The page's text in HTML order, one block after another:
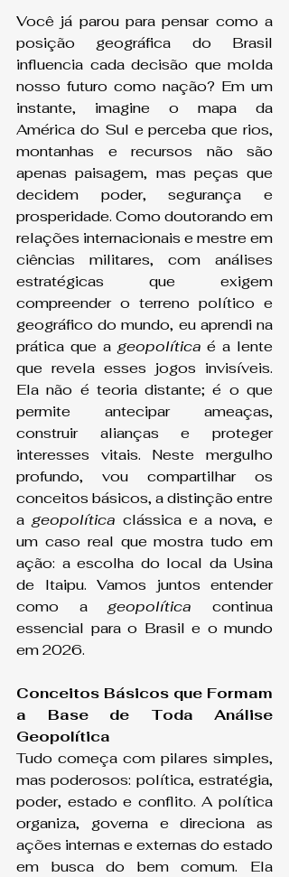
Você já parou para pensar como a
posição geográfica do Brasil
influencia cada decisão que molda
nosso futuro como nação? Em um
instante, imagine o mapa da
América do Sul e perceba que rios,
montanhas e recursos não são
apenas paisagem, mas peças que
decidem poder, segurança e
prosperidade. Como doutorando em
relações internacionais e mestre em
ciências militares, com análises
estratégicas que exigem
compreender o terreno político e
geográfico do mundo, eu aprendi na
prática que a geopolítica é a lente
que revela esses jogos invisíveis.
Ela não é teoria distante; é o que
permite antecipar ameaças,
construir alianças e proteger
interesses vitais. Neste mergulho
profundo, vou compartilhar os
conceitos básicos, a distinção entre
a geopolítica clássica e a nova, e
um caso real que mostra tudo em
ação: a escolha do local da Usina
de Itaipu. Vamos juntos entender
como a geopolítica continua
essencial para o Brasil e o mundo
em 2026.
Conceitos Básicos que Formam
a Base de Toda Análise
Geopolítica
Tudo começa com pilares simples,
mas poderosos: política, estratégia,
poder, estado e conflito. A política
organiza, governa e direciona as
ações internas e externas do estado
em busca do bem comum. Ela